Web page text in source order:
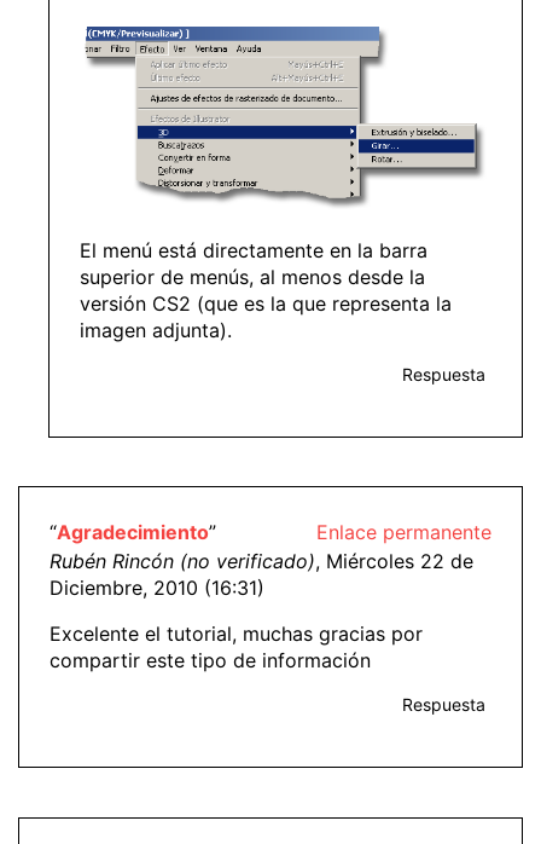
El menú está directamente en la barra
superior de menús, al menos desde la
versión CS2 (que es la que representa la
imagen adjunta).
Respuesta
Enlace permanente
“Agradecimiento”
Rubén Rincón (no verificado), Miércoles 22 de
Diciembre, 2010 (16:31)
Excelente el tutorial, muchas gracias por
compartir este tipo de información
Respuesta